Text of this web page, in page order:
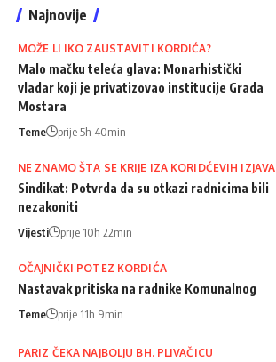
Najnovije
MOŽE LI IKO ZAUSTAVITI KORDIĆA?
Malo mačku teleća glava: Monarhistički
vladar koji je privatizovao institucije Grada
Mostara
Teme prije 5h 40min
NE ZNAMO ŠTA SE KRIJE IZA KORIDĆEVIH IZJAVA
Sindikat: Potvrda da su otkazi radnicima bili
nezakoniti
Vijesti prije 10h 22min
OČAJNIČKI POTEZ KORDIĆA
Nastavak pritiska na radnike Komunalnog
Teme prije 11h 9min
PARIZ ČEKA NAJBOLJU BH. PLIVAČICU